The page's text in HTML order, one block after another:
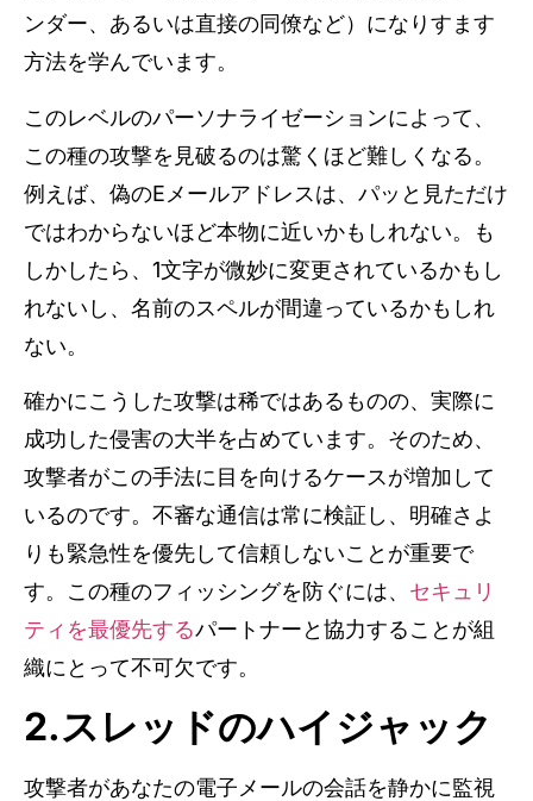
ンダー、あるいは直接の同僚など）になりすます
方法を学んでいます。
このレベルのパーソナライゼーションによって、
この種の攻撃を見破るのは驚くほど難しくなる。
例えば、偽のEメールアドレスは、パッと見ただけ
ではわからないほど本物に近いかもしれない。も
しかしたら、1文字が微妙に変更されているかもし
れないし、名前のスペルが間違っているかもしれ
ない。
確かにこうした攻撃は稀ではあるものの、実際に
成功した侵害の大半を占めています。そのため、
攻撃者がこの手法に目を向けるケースが増加して
いるのです。不審な通信は常に検証し、明確さよ
りも緊急性を優先して信頼しないことが重要で
す。この種のフィッシングを防ぐには、 セキュリ
ティを最優先するパートナーと協力することが組
織にとって不可欠です。
2.スレッドのハイジャック
攻撃者があなたの電子メールの会話を静かに監視